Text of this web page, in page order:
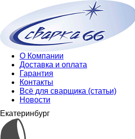
О Компании
Доставка и оплата
Гарантия
Контакты
Всё для сварщика (статьи)
Новости
Екатеринбург